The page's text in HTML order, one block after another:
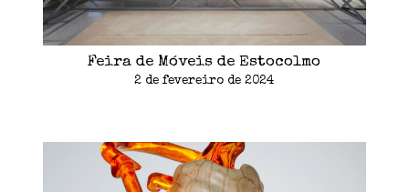
Feira de Móveis de Estocolmo
2 de fevereiro de 2024